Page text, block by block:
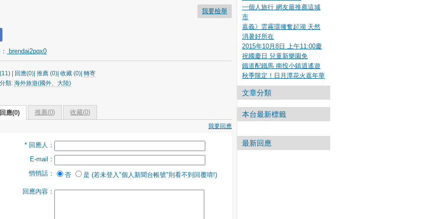
我要檢舉
brendai2pqx0
| 回應(0)| 推薦 (0)| 收藏 (0)| 轉寄
類: 海外旅遊(國外、大陸)
回應(0) 推薦(0) 收藏(0)
我要回應
* 回應人：
E-mail：
悄悄話：
否 是 (若未登入"個人新聞台帳號"則看不到回覆唷!)
回應內容：
一個人旅行 網友最推薦這城
市
嘉義》雲霧環擁奮起湖 天然
消暑好所在
2015年10月8日 上午11:00慶
祝國慶日 兒童新樂園免
鐵道配鐵馬 南投小鎮逍遙遊
秋季限定！日月潭花火嘉年華
文章分類
本台最新標籤
最新回應